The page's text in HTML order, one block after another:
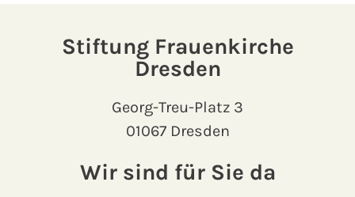
Stiftung Frauenkirche
Dresden
Georg-Treu-Platz 3
01067 Dresden
Wir sind für Sie da